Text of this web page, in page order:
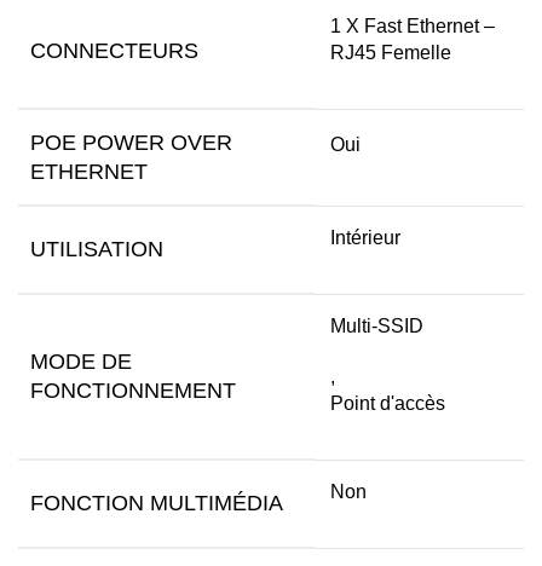
CONNECTEURS
1 X Fast Ethernet –
RJ45 Femelle
POE POWER OVER
ETHERNET
Oui
UTILISATION Intérieur
MODE DE
FONCTIONNEMENT
Multi-SSID
,
Point d'accès
FONCTION MULTIMÉDIA Non